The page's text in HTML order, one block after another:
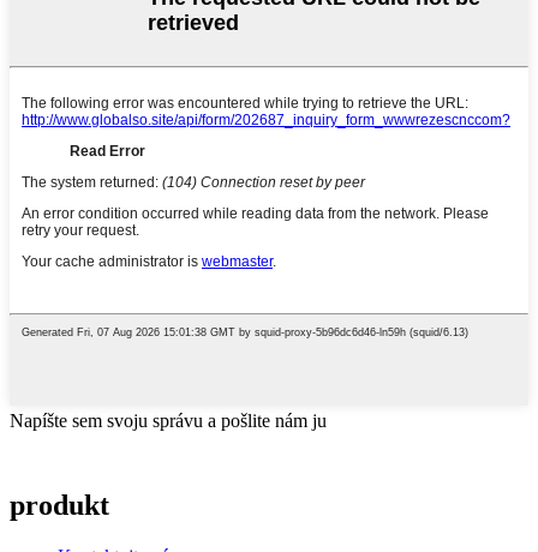
Napíšte sem svoju správu a pošlite nám ju
produkt